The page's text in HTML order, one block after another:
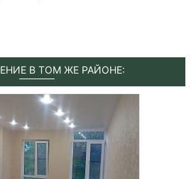
В ТОМ ЖЕ РАЙОНЕ: